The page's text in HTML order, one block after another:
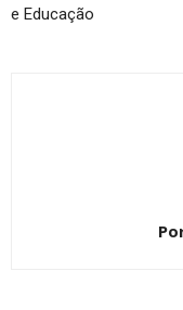
e Educação